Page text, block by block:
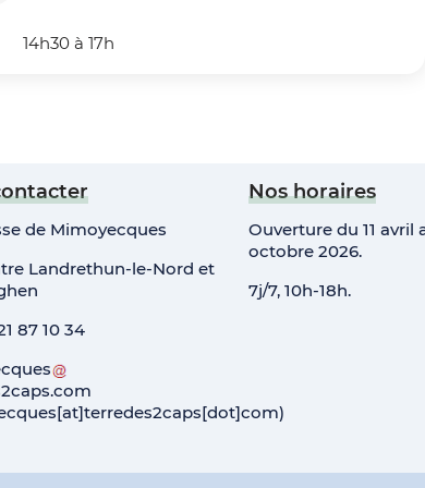
14h30 à 17h
de Mimoyecques
Landrethun-le-Nord et
87 10 34
.com
Nos horaires
Ouverture du 11 avril
octobre 2026.
7j/7, 10h-18h.